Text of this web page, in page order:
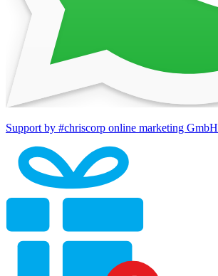
Support by #chriscorp online marketing GmbH